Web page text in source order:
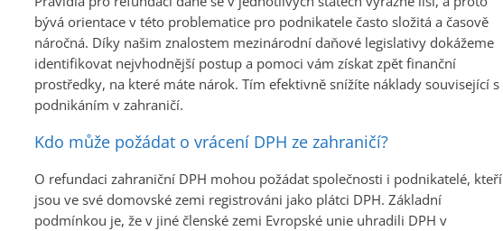
bývá orientace v této problematice pro podnikatele často složitá a časově
náročná. Díky našim znalostem mezinárodní daňové legislativy dokážeme
identifikovat nejvhodnější postup a pomoci vám získat zpět finanční
prostředky, na které máte nárok. Tím efektivně snížíte náklady související s
podnikáním v zahraničí.
Kdo může požádat o vrácení DPH ze zahraničí?
O refundaci zahraniční DPH mohou požádat společnosti i podnikatelé, kteří
jsou ve své domovské zemi registrováni jako plátci DPH. Základní
podmínkou je, že v jiné členské zemi Evropské unie uhradili DPH v